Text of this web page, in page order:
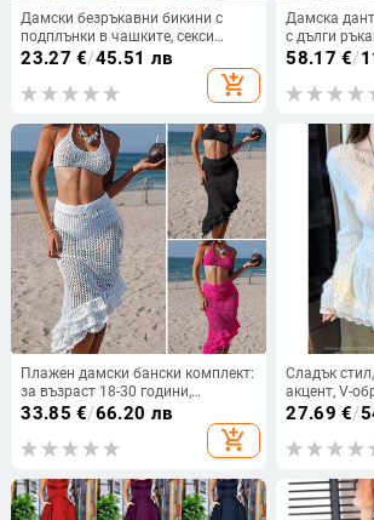
Дамски безръкавни бикини с
подплънки в чашките, секси
дизайн, полиестерна материя
(82% полиестер) и подплата
спандекс 18%, без метална опора,
23.27 €/45.51 лв
add_shopping_cart
Дамска
с дълги
принцес
58.17 €/
Плажен дамски бански комплект:
за възраст 18-30 години,
презрамков горнище и
трислойна пола в стил лотос,
слънцезащитен слой,
100%, тегло 302 g, за фитнес и
плуване
33.85 €/66.20 лв
add_shopping_cart
Сладък
акцент, V-
ръкав,
зима,
силуета, A-
27.69 €/